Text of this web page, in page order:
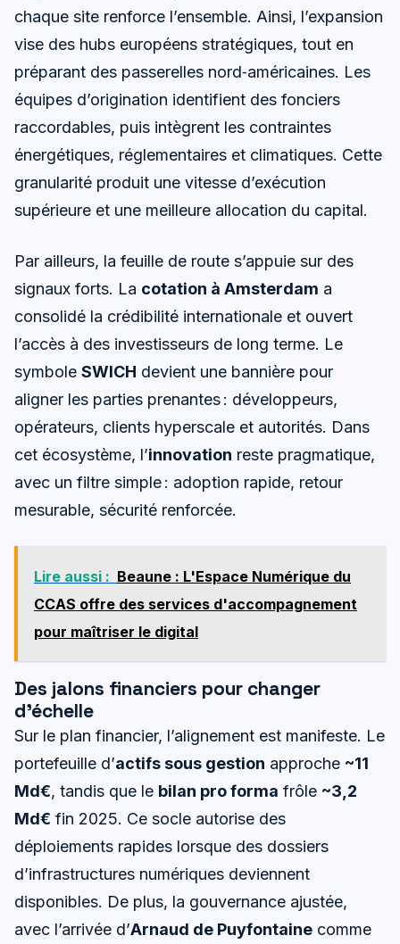
chaque site renforce l’ensemble. Ainsi, l’expansion
vise des hubs européens stratégiques, tout en
préparant des passerelles nord‑américaines. Les
équipes d’origination identifient des fonciers
raccordables, puis intègrent les contraintes
énergétiques, réglementaires et climatiques. Cette
granularité produit une vitesse d’exécution
supérieure et une meilleure allocation du capital.
Par ailleurs, la feuille de route s’appuie sur des
signaux forts. La cotation à Amsterdam a
consolidé la crédibilité internationale et ouvert
l’accès à des investisseurs de long terme. Le
symbole SWICH devient une bannière pour
aligner les parties prenantes : développeurs,
opérateurs, clients hyperscale et autorités. Dans
cet écosystème, l’innovation reste pragmatique,
avec un filtre simple : adoption rapide, retour
mesurable, sécurité renforcée.
Lire aussi : Beaune : L'Espace Numérique du
CCAS offre des services d'accompagnement
pour maîtriser le digital
Des jalons financiers pour changer
d’échelle
Sur le plan financier, l’alignement est manifeste. Le
portefeuille d’actifs sous gestion approche ~11
Md€, tandis que le bilan pro forma frôle ~3,2
Md€ fin 2025. Ce socle autorise des
déploiements rapides lorsque des dossiers
d’infrastructures numériques deviennent
disponibles. De plus, la gouvernance ajustée,
avec l’arrivée d’Arnaud de Puyfontaine comme